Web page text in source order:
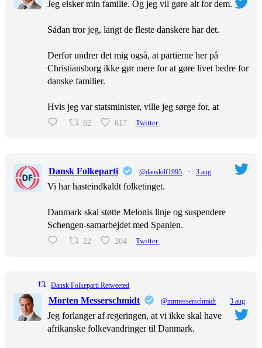
Jeg elsker min familie. Og jeg vil gøre alt for dem.
Sådan tror jeg, langt de fleste danskere har det.
Derfor undrer det mig også, at partierne her på
Christiansborg ikke gør mere for at gøre livet bedre for
danske familier.
Hvis jeg var statsminister, ville jeg sørge for, at
62 617 Twitter
Dansk Folkeparti @danskdf1995 · 3 aug
Vi har hasteindkaldt folketinget.
Danmark skal støtte Melonis linje og suspendere
Schengen-samarbejdet med Spanien.
22 204 Twitter
Dansk Folkeparti Retweeted
Morten Messerschmidt @mrmesserschmidt · 3 aug
Jeg forlanger af regeringen, at vi ikke skal have
afrikanske folkevandringer til Danmark.